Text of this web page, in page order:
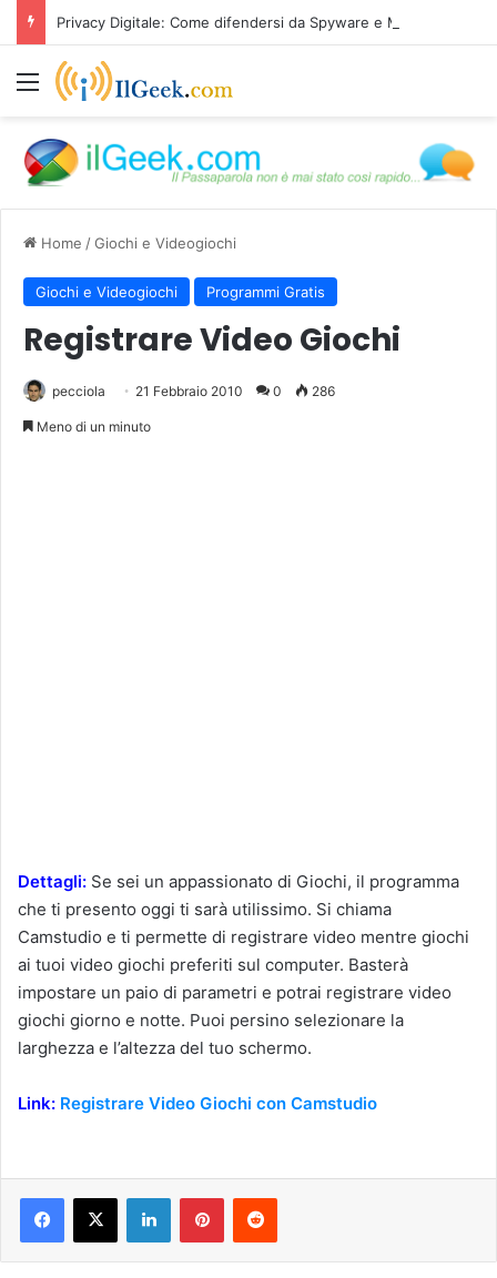
Menu
Home /Giochi e Videogiochi
Giochi e Videogiochi Programmi Gratis
Registrare Video Giochi
pecciola 21 Febbraio 2010 0 286
Meno di un minuto
Dettagli: Se sei un appassionato di Giochi, il programma
che ti presento oggi ti sarà utilissimo. Si chiama
Camstudio e ti permette di registrare video mentre giochi
ai tuoi video giochi preferiti sul computer. Basterà
impostare un paio di parametri e potrai registrare video
giochi giorno e notte. Puoi persino selezionare la
larghezza e l’altezza del tuo schermo.
Link: Registrare Video Giochi con Camstudio
LinkedInPinterestReddit